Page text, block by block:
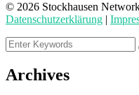
© 2026 Stockhausen
Datenschutzerklärung |
Archives